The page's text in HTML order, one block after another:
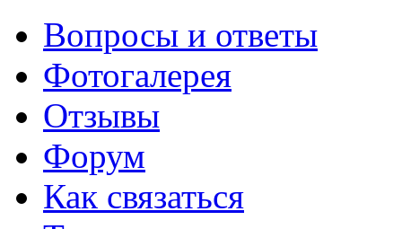
Вопросы и ответы
Фотогалерея
Отзывы
Форум
Как связаться